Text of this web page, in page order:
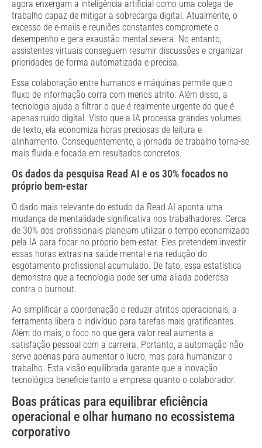
agora enxergam a inteligência artificial como uma colega de
trabalho capaz de mitigar a sobrecarga digital. Atualmente, o
excesso de e-mails e reuniões constantes compromete o
desempenho e gera exaustão mental severa. No entanto,
assistentes virtuais conseguem resumir discussões e organizar
prioridades de forma automatizada e precisa.
Essa colaboração entre humanos e máquinas permite que o
fluxo de informação corra com menos atrito. Além disso, a
tecnologia ajuda a filtrar o que é realmente urgente do que é
apenas ruído digital. Visto que a IA processa grandes volumes
de texto, ela economiza horas preciosas de leitura e
alinhamento. Consequentemente, a jornada de trabalho torna-se
mais fluida e focada em resultados concretos.
Os dados da pesquisa Read AI e os 30% focados no
próprio bem-estar
O dado mais relevante do estudo da Read AI aponta uma
mudança de mentalidade significativa nos trabalhadores. Cerca
de 30% dos profissionais planejam utilizar o tempo economizado
pela IA para focar no próprio bem-estar. Eles pretendem investir
essas horas extras na saúde mental e na redução do
esgotamento profissional acumulado. De fato, essa estatística
demonstra que a tecnologia pode ser uma aliada poderosa
contra o burnout.
Ao simplificar a coordenação e reduzir atritos operacionais, a
ferramenta libera o indivíduo para tarefas mais gratificantes.
Além do mais, o foco no que gera valor real aumenta a
satisfação pessoal com a carreira. Portanto, a automação não
serve apenas para aumentar o lucro, mas para humanizar o
trabalho. Esta visão equilibrada garante que a inovação
tecnológica beneficie tanto a empresa quanto o colaborador.
Boas práticas para equilibrar eficiência
operacional e olhar humano no ecossistema
corporativo